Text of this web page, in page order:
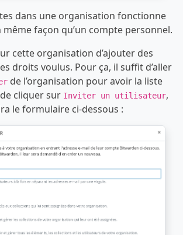
dans une organisation fonctionne
même façon qu’un compte personnel.
cette organisation d’ajouter des
droits voulus. Pour ça, il suffit d’aller
de l’organisation pour avoir la liste
cliquer sur Inviter un utilisateur,
le formulaire ci-dessous :